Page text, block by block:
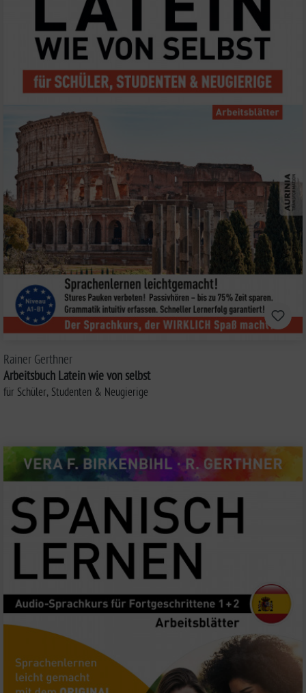
Rainer Gerthner
Arbeitsbuch Latein wie von selbst
für Schüler, Studenten & Neugierige